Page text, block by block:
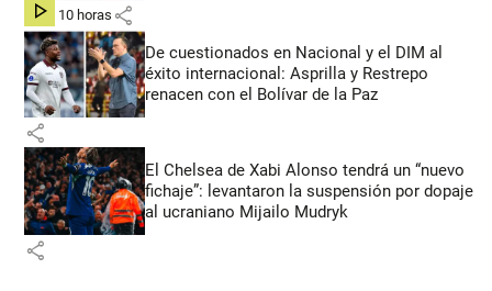
hace 10 horas share
De cuestionados en Nacional y el DIM al
éxito internacional: Asprilla y Restrepo
renacen con el Bolívar de la Paz
share
El Chelsea de Xabi Alonso tendrá un “nuevo
fichaje”: levantaron la suspensión por dopaje
al ucraniano Mijailo Mudryk
share